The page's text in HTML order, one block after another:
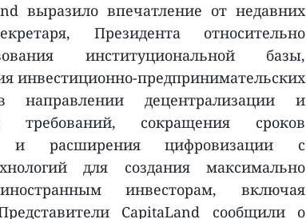
выразило впечатление от недавних
Президента относительно
институциональной базы,
инвестиционно-предпринимательских
децентрализации и
требований, сокращения сроков
и расширения цифровизации с
для создания максимально
инвесторам, включая
CapitaLand сообщили о